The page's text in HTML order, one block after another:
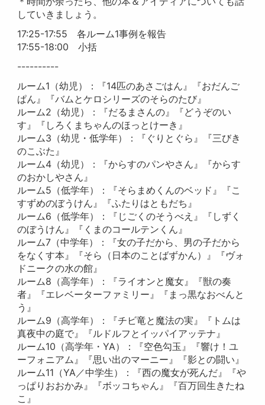
していきましょう。
17:25-17:55 各ルーム1事例を報告
17:55-18:00 小括
----------
ルーム1（幼児）：『14匹のあさごはん』『おだんご
ぱん』『バムとケロシリーズのそらのたび』
ルーム2（幼児）：『だるまさんの』『どうぞのい
す』『しろくまちゃんのほっとけーき』
ルーム3（幼児・低学年）：『ぐりとぐら』『三びき
のこぶた』
ルーム4（幼児）：『からすのパンやさん』『からす
のおかしやさん』
ルーム5（低学年）：『そらまめくんのベッド』『こ
すずめのぼうけん』『ふたりはともだち』
ルーム6（低学年）：『じごくのそうべえ』『しずく
のぼうけん』『くまのコールテンくん』
ルーム7（中学年）：『女の子だから、男の子だから
をなくす本』『そら（日本のことばずかん）』『ヴォ
ドニークの水の館』
ルーム8（高学年）：『ライオンと魔女』『獣の奏
者』『エレベーターファミリー』『まっ黒なおべんと
う』
ルーム9（高学年）：『チビ竜と魔法の実』『トムは
真夜中の庭で』『ルドルフとイッパイアッテナ』
ルーム10（高学年・YA）：『空色勾玉』『響け！ユ
ーフォニアム』『思い出のマーニー』『影との闘い』
ルーム11（YA／中学生）：『西の魔女が死んだ』『や
っぱりおおかみ』『ボッコちゃん』『百万回生きたね
こ』